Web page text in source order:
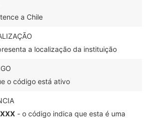
a Chile
a localização da instituição
o código está ativo
- o código indica que esta é uma